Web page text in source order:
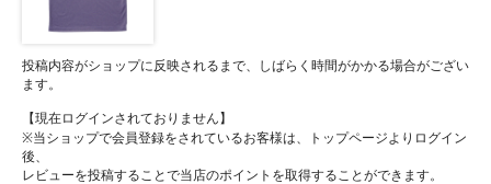
投稿内容がショップに反映されるまで、しばらく時間がかかる場合がござい
ます。
【現在ログインされておりません】
※当ショップで会員登録をされているお客様は、トップページよりログイン
後、
レビューを投稿することで当店のポイントを取得することができます。